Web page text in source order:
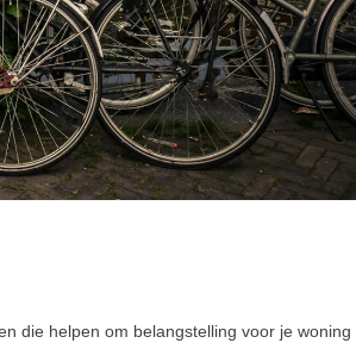
die helpen om belangstelling voor je woning